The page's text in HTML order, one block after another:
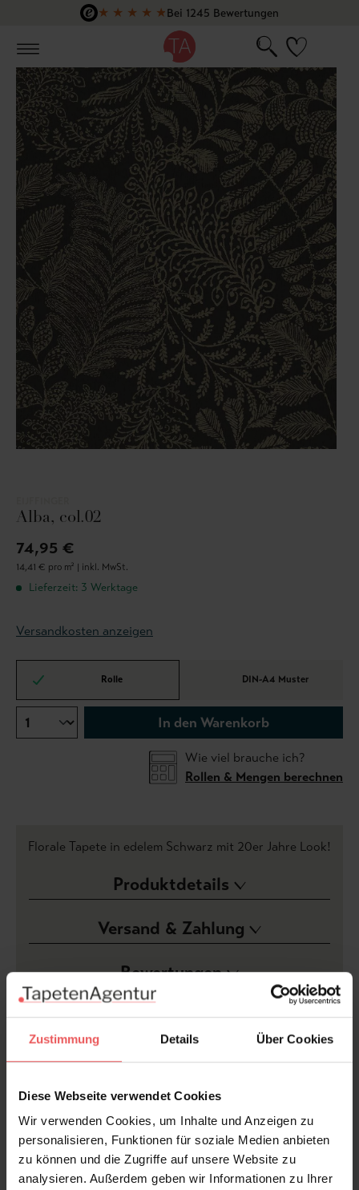
Zustimmung Details Über Cookies
Diese Webseite verwendet Cookies
Wir verwenden Cookies, um Inhalte und Anzeigen zu
personalisieren, Funktionen für soziale Medien anbieten
zu können und die Zugriffe auf unsere Website zu
analysieren. Außerdem geben wir Informationen zu Ihrer
Zum Hauptinhalt springen
★ ★ ★ ★ ★Bei 1245 Bewertungen
Alba, col.02
74,95 €
14,41 € pro m² | inkl. MwSt.
Lieferzeit: 3 Werktage
Versandkosten anzeigen
Rolle DIN-A4 Muster
In den Warenkorb
Wie viel brauche ich?
Rollen & Mengen berechnen
Florale Tapete in edelem Schwarz mit 20er Jahre Look!
Produktdetails
Versand & Zahlung
Bewertungen
FAQ Teilen!
Sie haben Fragen zum Produkt?
Frage stellen
+49 (0)221 932 81 82